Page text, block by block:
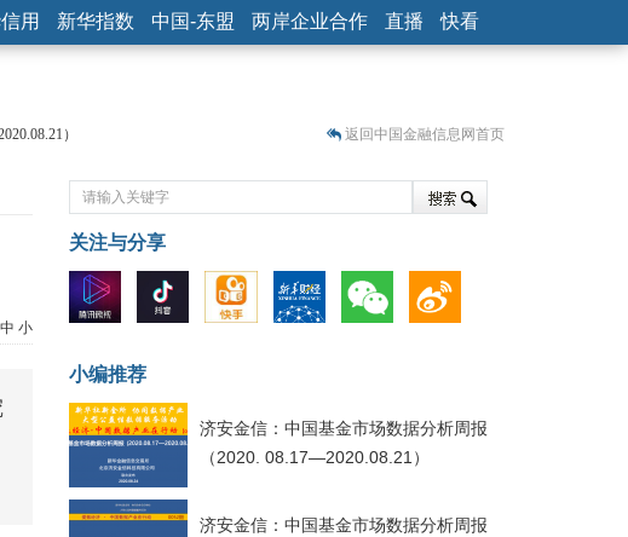
用 新华指数 中国-东盟 两岸企业合作 直播 快看
）
结构性失衡藏
返回中国金融信息网首页
中 小
关注与分享
小编推荐
济安金信：中国基金市场数据分析周报
（2020. 08.17—2020.08.21）
济安金信：中国基金市场数据分析周报